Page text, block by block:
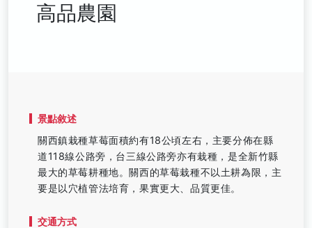
高品農園
景點敘述
關西鎮栽種草莓面積約有18公頃左右，主要分佈在縣
道118線公路旁，台三線公路旁亦有栽種，是全新竹縣
最大的草莓耕種地。關西的草莓栽種不以土耕為限，主
要是以穴植管法培育，果實更大、品質更佳。
交通方式